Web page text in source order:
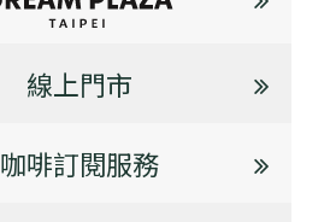
線上門市
咖啡訂閱服務